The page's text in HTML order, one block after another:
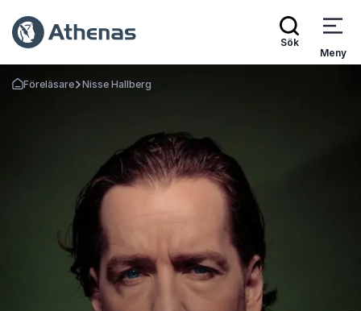
Sök
Meny
Gå tillbaka till startsidan
Föreläsare Nisse Hallberg